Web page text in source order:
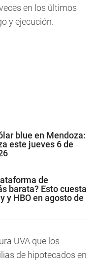
en los últimos
y ejecución.
blue en Mendoza:
este jueves 6 de
de
barata? Esto cuesta
y HBO en agosto de
UVA que los
de hipotecados en